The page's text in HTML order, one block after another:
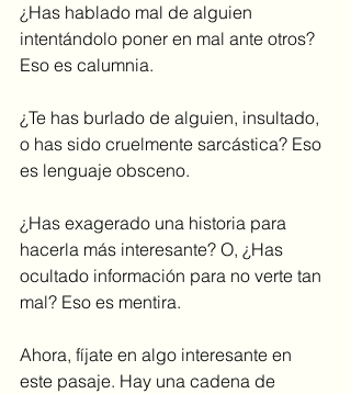
¿Has hablado mal de alguien
intentándolo poner en mal ante otros?
Eso es calumnia.
¿Te has burlado de alguien, insultado,
o has sido cruelmente sarcástica? Eso
es lenguaje obsceno.
¿Has exagerado una historia para
hacerla más interesante? O, ¿Has
ocultado información para no verte tan
mal? Eso es mentira.
Ahora, fíjate en algo interesante en
este pasaje. Hay una cadena de